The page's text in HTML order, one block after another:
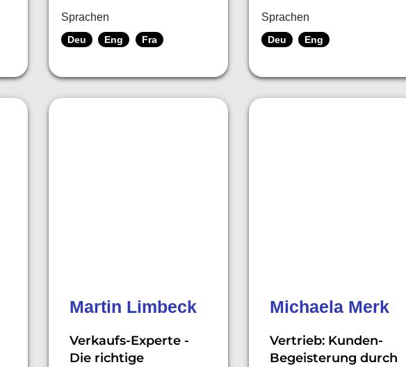
Sprachen
Deu Eng Fra
Sprachen
Deu Eng
Martin Limbeck
Verkaufs-Experte -
Die richtige
Michaela Merk
Vertrieb: Kunden-
Begeisterung durch